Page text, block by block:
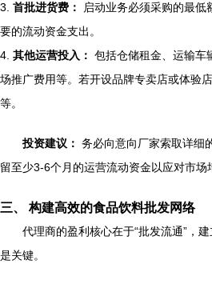
3. 首批进货费：
启动业务必须采购的最低
要的流动资金支出。
4. 其他运营投入： 包括仓储租金、运输车
场推广费用等。若开设品牌专卖店或体验
等。
投资建议： 务必向意向厂家索取详细
留至少3-6个月的运营流动资金以应对市场
三、 构建高效的食品饮料批发网络
代理商的盈利核心在于“批发流通”，
是关键。